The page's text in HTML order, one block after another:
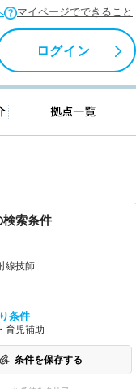
マイページでできること
ログイン
キャリアアドバイザー紹介
検索条件
線技師
条件
育児補助
条件を保存する